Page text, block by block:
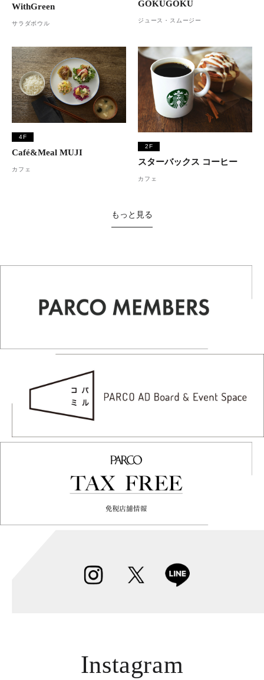
WithGreen
サラダボウル
GOKUGOKU
ジュース・スムージー
4F
Café&Meal MUJI
カフェ
2F
スターバックス コーヒー
カフェ
もっと見る
Instagram